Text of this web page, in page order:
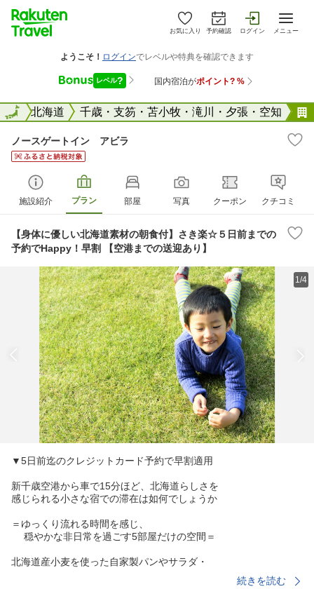
お気に入り 予約確認 ログイン メニュー
全国北海道 千歳・支笏・苫小牧・滝川・夕張・空知
全国
ノースゲートイン アビラ
施設紹介 プラン 部屋 写真 クーポン クチコミ
【身体に優しい北海道素材の朝食付】さき楽☆５日前までの
予約でHappy！早割 【空港までの送迎あり】
1/4
▼5日前迄のクレジットカード予約で早割適用
新千歳空港から車で15分ほど、北海道らしさを
感じられる小さな宿での滞在は如何でしょうか
＝ゆっくり流れる時間を感じ、
穏やかな非日常を過ごす5部屋だけの空間＝
北海道産小麦を使った自家製パンやサラダ・
続きを読む